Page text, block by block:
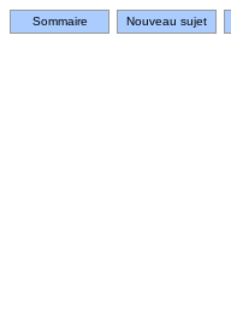
Sommaire Nouveau sujet